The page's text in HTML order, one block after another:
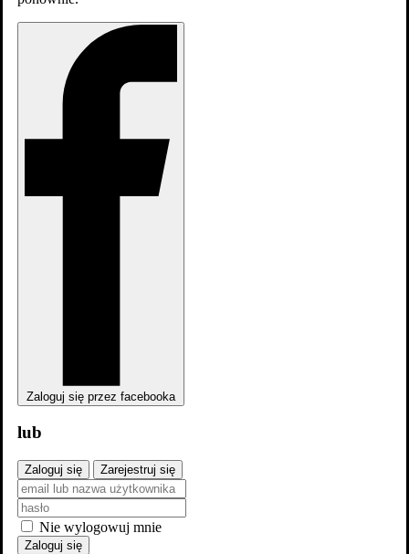
Zdjęcia
20
Zaloguj się przez facebooka
lub
Zaloguj się Zarejestruj się
Nie wylogowuj mnie
Zaloguj się